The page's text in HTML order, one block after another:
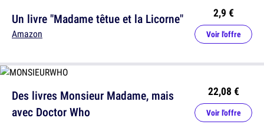
Un livre "Madame têtue et la Licorne"
Amazon
2,9 €
Voir l'offre
Des livres Monsieur Madame, mais
avec Doctor Who
22,08 €
Voir l'offre